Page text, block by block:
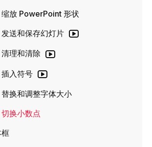
缩放 PowerPoint 形状
发送和保存幻灯片
清理和清除
插入符号
替换和调整字体大小
切换小数点